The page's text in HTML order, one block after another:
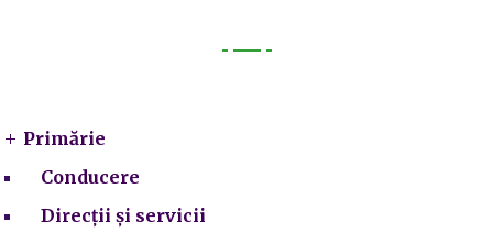
Primărie
Conducere
Direcții și servicii